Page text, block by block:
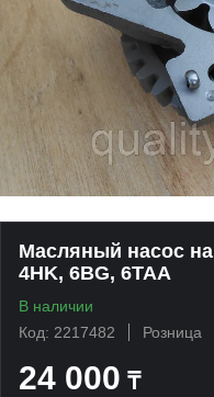
Масляный насос на
4HK, 6BG, 6TAA
В наличии
Код: 2217482
Розница
24 000 ₸